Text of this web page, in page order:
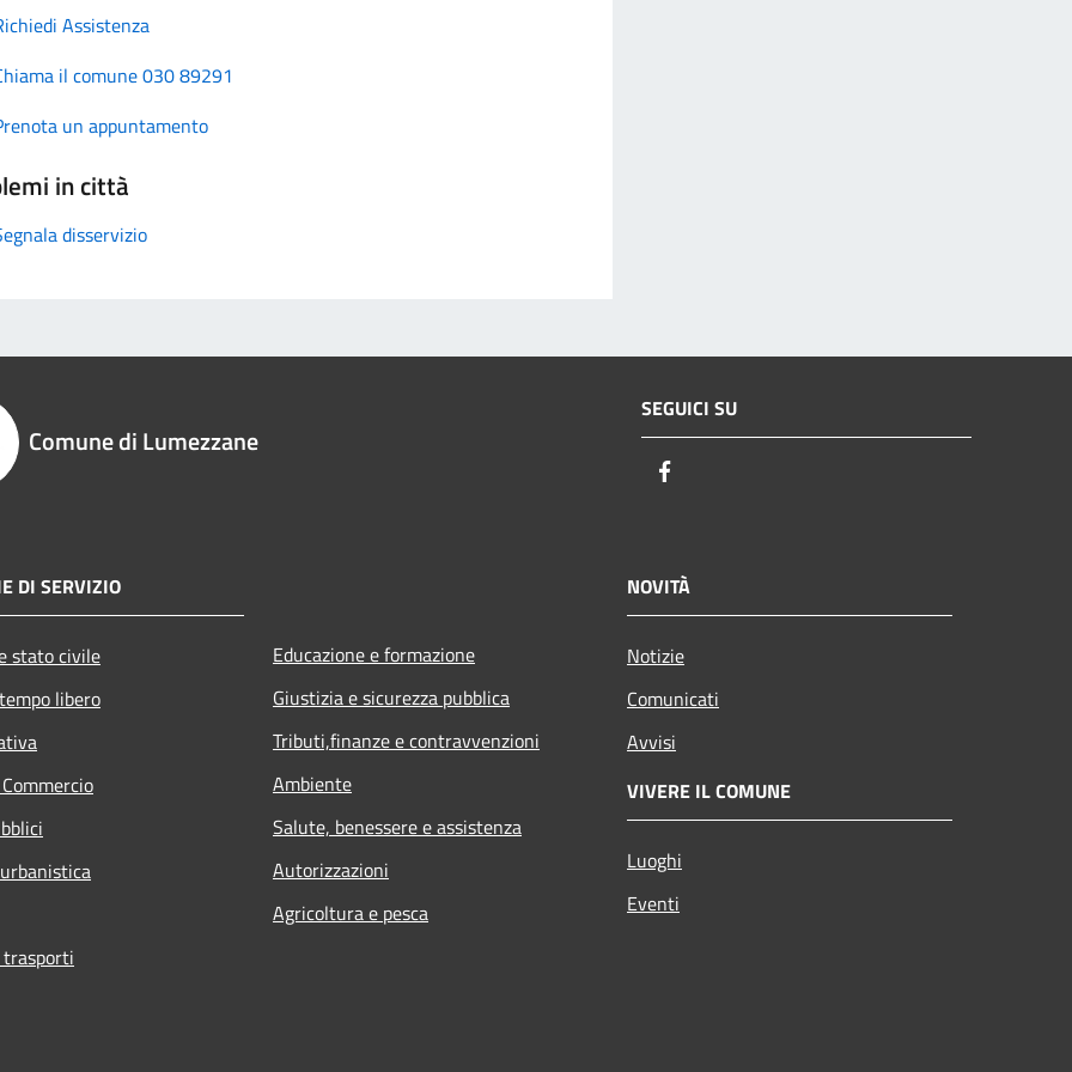
Assistenza
il comune 030 89291
un appuntamento
in città
disservizio
Comune di Lumezzane
SEGUICI SU
DI SERVIZIO
stato civile
libero
Educazione e formazione
Giustizia e sicurezza pubblica
Tributi,finanze e contravvenzioni
Ambiente
Salute, benessere e assistenza
Autorizzazioni
Agricoltura e pesca
NOVITÀ
Notizie
Comunicati
Avvisi
VIVERE IL COMUNE
Luoghi
Eventi